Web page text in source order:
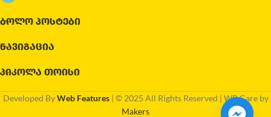
ᲑᲝᲚᲝ ᲞᲝᲡᲢᲔᲑᲘ
ᲜᲐᲕᲘᲒᲐᲪᲘᲐ
ᲞᲘᲙᲝᲚᲐ ᲗᲝᲘᲡᲘ
Developed ByWeb Features | © 2025 All Rights Reserved | WP Care by
Makers